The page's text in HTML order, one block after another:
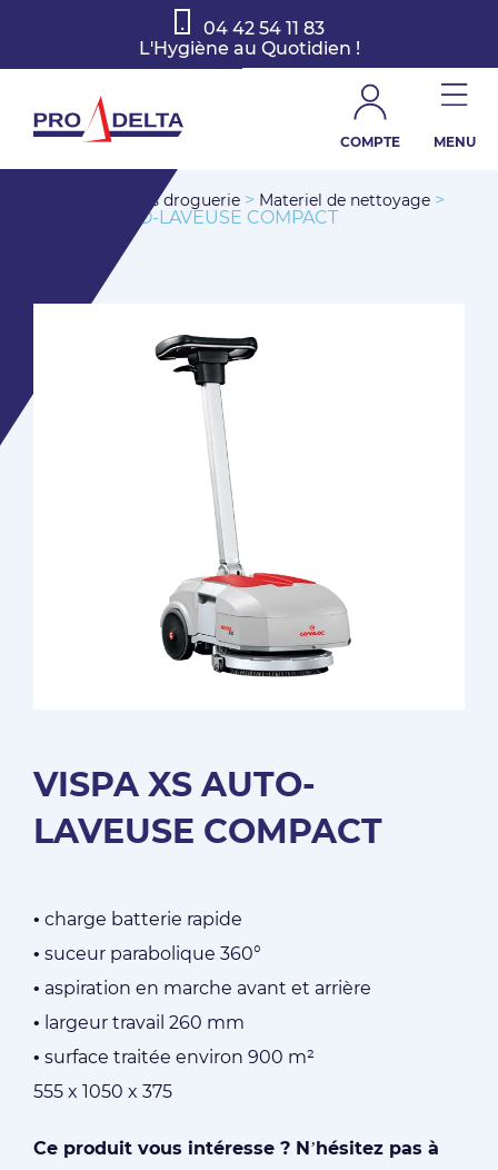
04 42 54 11 83
L'Hygiène au Quotidien !
COMPTE MENU
Produits droguerie > Materiel de nettoyage >
VISPA XS AUTO-LAVEUSE COMPACT
VISPA XS AUTO-
LAVEUSE COMPACT
• charge batterie rapide
• suceur parabolique 360°
• aspiration en marche avant et arrière
• largeur travail 260 mm
• surface traitée environ 900 m²
555 x 1050 x 375
Ce produit vous intéresse ? N’hésitez pas à